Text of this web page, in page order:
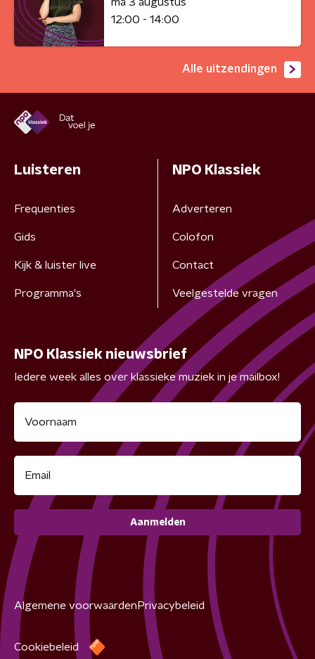
12:00 - 14:00
Alle uitzendingen
Luisteren
Frequenties
Gids
Kijk & luister live
Programma's
NPO Klassiek
Adverteren
Colofon
Contact
Veelgestelde vragen
NPO Klassiek nieuwsbrief
Iedere week alles over klassieke muziek in je mailbox!
Aanmelden
Algemene voorwaarden Privacybeleid
Cookiebeleid